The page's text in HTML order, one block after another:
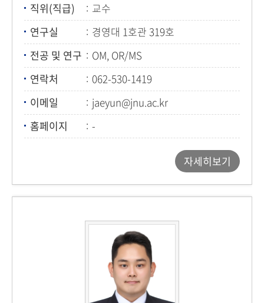
직위(직급)
교수
연구실
경영대 1호관 319호
전공 및 연구
OM, OR/MS
연락처
062-530-1419
이메일
jaeyun@jnu.ac.kr
홈페이지
-
자세히보기